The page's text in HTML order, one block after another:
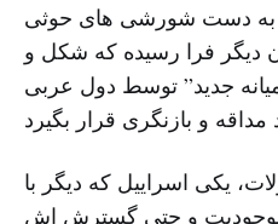
به دست شورشی های حوثی
دیگر فرا رسیده که شکل و
جدید” توسط دول عربی
یکی اسراییل که دیگر با
و حتی گسترش اش